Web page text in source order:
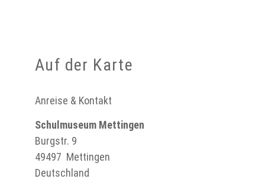
Auf der Karte
Anreise & Kontakt
Schulmuseum Mettingen
Burgstr. 9
49497 Mettingen
Deutschland